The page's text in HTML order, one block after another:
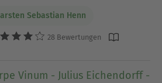
Sebastian Henn
28 Bewertungen
Vinum - Julius Eichendorff -